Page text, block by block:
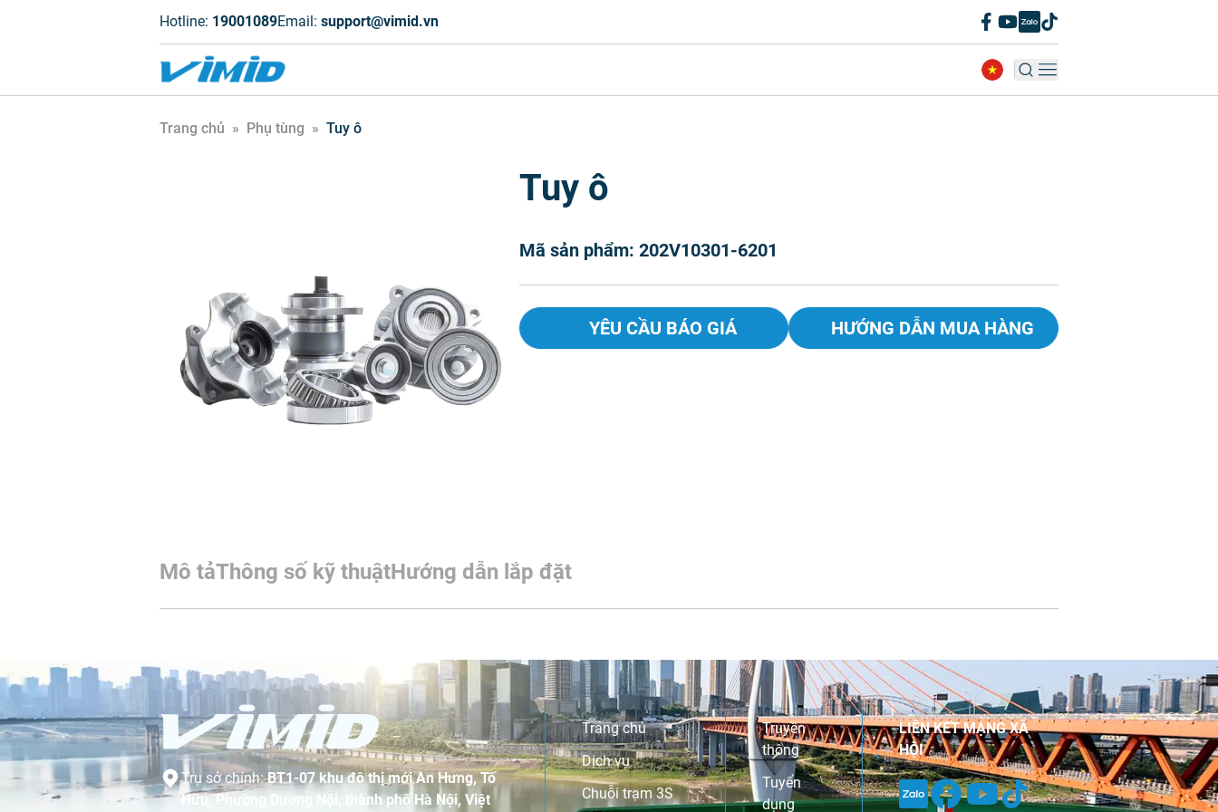
Hotline: 19001089Email: support@vimid.vn
Trang chủ » Phụ tùng » Tuy ô
Tuy ô
Mã sản phẩm: 202V10301-6201
YÊU CẦU BÁO GIÁ HƯỚNG DẪN MUA HÀNG
Mô tảThông số kỹ thuậtHướng dẫn lắp đặt
Trụ sở chính:BT1-07 khu đô thị mới An Hưng, Tố
Hữu, Phường Dương Nội, thành phố Hà Nội, Việt
Trang chủ
Dịch vụ
Chuỗi trạm 3S
Truyền
thông
Tuyển
dụng
LIÊN KẾT MẠNG XÃ
HỘI